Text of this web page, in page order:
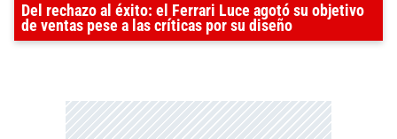
Del rechazo al éxito: el Ferrari Luce agotó su objetivo
de ventas pese a las críticas por su diseño